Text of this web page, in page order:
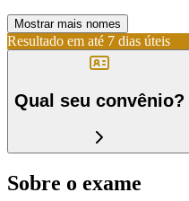
Mostrar mais nomes
Resultado em até 7 dias úteis
Qual seu convênio?
Sobre o exame